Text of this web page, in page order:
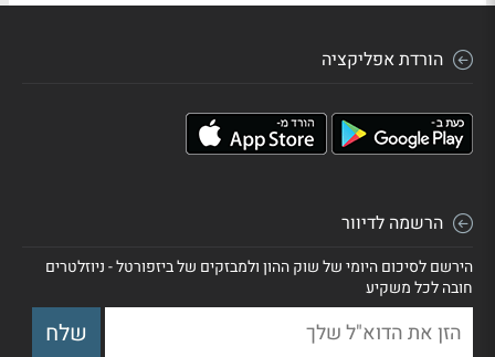
הורדת אפליקציה
הרשמה לדיוור
הירשם לסיכום היומי של שוק ההון ולמבזקים של ביזפורטל - ניוזלטרים
חובה לכל משקיע